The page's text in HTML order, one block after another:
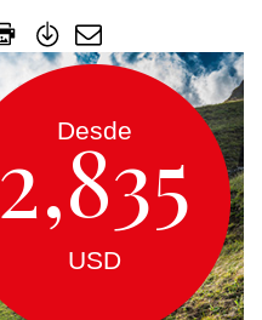
Desde
2,835
USD